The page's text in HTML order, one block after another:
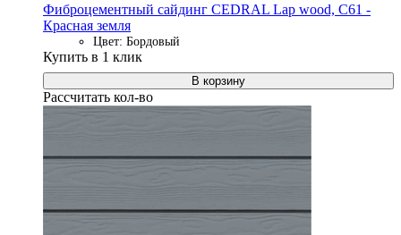
Фиброцементный сайдинг CEDRAL Lap wood, C61 -
Красная земля
Цвет: Бордовый
Купить в 1 клик
В корзину
Рассчитать кол-во